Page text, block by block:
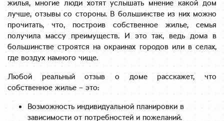
жилья, многие люди хотят услышать мнение какой дом
лучше, отзывы со стороны. В большинстве из них можно
прочитать, что, построив собственное жилье, семья
получила массу преимуществ. И это так, ведь дома в
большинстве строятся на окраинах городов или в селах,
где воздух намного чище.
Любой реальный отзыв о доме расскажет, что
собственное жилье – это:
Возможность индивидуальной планировки в
зависимости от потребностей и пожеланий.